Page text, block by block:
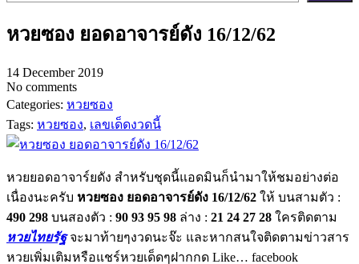
หวยซอง ยอดอาจารย์ดัง 16/12/62
14 December 2019
No comments
Categories: หวยซอง
Tags: หวยซอง, เลขเด็ดงวดนี้
หวยยอดอาจาร์ยดัง สำหรับชุดนี้แอดมินก็นำมาให้ชมอย่างต่อ
เนื่องนะครับ หวยซอง ยอดอาจารย์ดัง 16/12/62 ให้ บนสามตัว :
490 298 บนสองตัว : 90 93 95 98 ล่าง : 21 24 27 28 ใครติดตาม
หวยไทยรัฐจะมาท้ายๆงวดนะจ๊ะ และหากสนใจติดตามข่าวสาร
หวยเพิ่มเติมหรือแชร์หวยเด็ดๆฝากกด Like… facebook